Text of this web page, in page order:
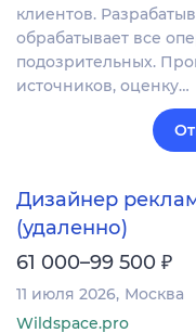
клиентов.
обрабатывает все
подозрительных.
источников, оценку…
Дизайнер
(удаленно)
61 000–99 500 ₽
11 июля 2026 Москва
Wildspace.pro